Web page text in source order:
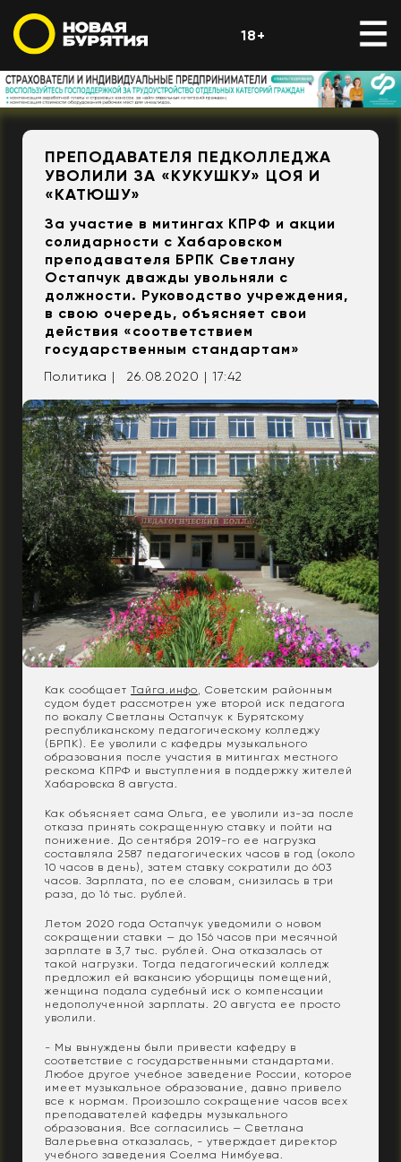
18+
ПРЕПОДАВАТЕЛЯ ПЕДКОЛЛЕДЖА
УВОЛИЛИ ЗА «КУКУШКУ» ЦОЯ И
«КАТЮШУ»
За участие в митингах КПРФ и акции
солидарности с Хабаровском
преподавателя БРПК Светлану
Остапчук дважды увольняли с
должности. Руководство учреждения,
в свою очередь, объясняет свои
действия «соответствием
государственным стандартам»
Политика | 26.08.2020 | 17:42
Как сообщает Тайга.инфо , Советским районным
судом будет рассмотрен уже второй иск педагога
по вокалу Светланы Остапчук к Бурятскому
республиканскому педагогическому колледжу
(БРПК). Ее уволили с кафедры музыкального
образования после участия в митингах местного
рескома КПРФ и выступления в поддержку жителей
Хабаровска 8 августа.
Как объясняет сама Ольга, ее уволили из-за после
отказа принять сокращенную ставку и пойти на
понижение. До сентября 2019-го ее нагрузка
составляла 2587 педагогических часов в год (около
10 часов в день), затем ставку сократили до 603
часов. Зарплата, по ее словам, снизилась в три
раза, до 16 тыс. рублей.
Летом 2020 года Остапчук уведомили о новом
сокращении ставки — до 156 часов при месячной
зарплате в 3,7 тыс. рублей. Она отказалась от
такой нагрузки. Тогда педагогический колледж
предложил ей вакансию уборщицы помещений,
женщина подала судебный иск о компенсации
недополученной зарплаты. 20 августа ее просто
уволили.
- Мы вынуждены были привести кафедру в
соответствие с государственными стандартами.
Любое другое учебное заведение России, которое
имеет музыкальное образование, давно привело
все к нормам. Произошло сокращение часов всех
преподавателей кафедры музыкального
образования. Все согласились — Светлана
Валерьевна отказалась, - утверждает директор
учебного заведения Соелма Нимбуева.